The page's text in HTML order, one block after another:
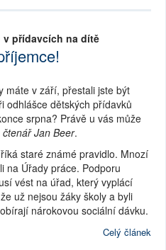
přídavcích na dítě
máte v září, přestali jste být
odhlášce dětských přídavků
srpna? Právě u vás může
Jan Beer.
staré známé pravidlo. Mnozí
na Úřady práce. Podporu
vést na úřad, který vyplácí
už nejsou žáky školy a byli
nárokovou sociální dávku.
Celý článek